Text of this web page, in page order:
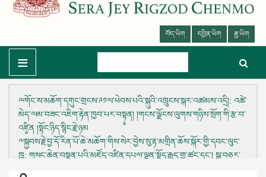
བོད་ཡིག དབྱིན་ཡིག རྒྱ་ཡིག
≡
ྋགོང་ས་མཆོག་དགུང་གྲངས་༩༡ལ་ཕེབས་པའི་སྐུའི་འཁྲུངས་སྐར་འཚམས་འདྲི།: འཚེ་
མེད་ལམ་བཟང་འཇིག་རྟེན་ཁྱབ་པར་བསྟ༵ན། །གངས་ལྗོངས་ལུགས་གཉིས་སྲོག་གི་རྩ་བ་
འཛི༵ན །སྟོང་ཉིད་སྙིང་རྗེ་ཉམ
༸སྐྱབས་རྗེ་བྱ་དོ་རིན་པོ་ཆེ་མཆོག་གིས་སེར་བྱེས་སུ་རྟ་མགྲིན་ཆོས་སྐོར་གྱི་དབང་ལུང་
ཁྲ: གསང་ཆེན་བསྟན་པའི་མཛོད་འཛིན་དཔལ་ལྡན་སྟོད་རྒྱུད་གྲྭ་ཚང་དང་། སྐུ་བཅར་